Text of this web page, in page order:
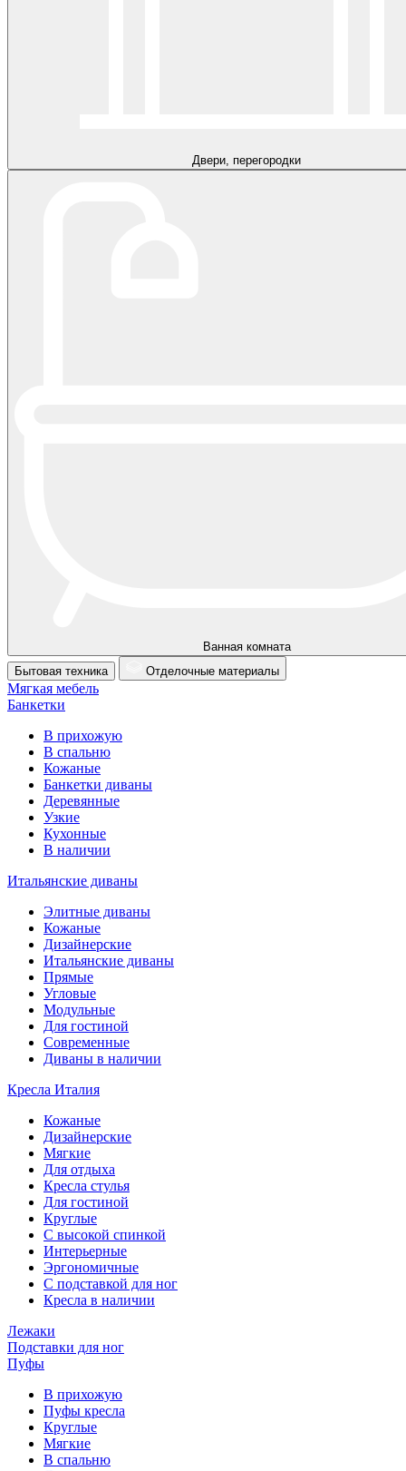
Двери, перегородки
Ванная комната
Бытовая техника
Отделочные материалы
Мягкая мебель
Банкетки
В прихожую
В спальню
Кожаные
Банкетки диваны
Деревянные
Узкие
Кухонные
В наличии
Итальянские диваны
Элитные диваны
Кожаные
Дизайнерские
Итальянские диваны
Прямые
Угловые
Модульные
Для гостиной
Современные
Диваны в наличии
Кресла Италия
Кожаные
Дизайнерские
Мягкие
Для отдыха
Кресла стулья
Для гостиной
Круглые
С высокой спинкой
Интерьерные
Эргономичные
С подставкой для ног
Кресла в наличии
Лежаки
Подставки для ног
Пуфы
В прихожую
Пуфы кресла
Круглые
Мягкие
В спальню